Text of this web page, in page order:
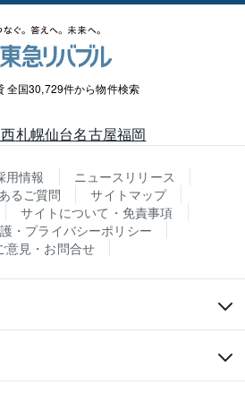
全国30,729件から物件検索
札幌仙台名古屋福岡
用情報
ニュースリリース
るご質問
サイトマップ
サイトについて・免責事項
・プライバシーポリシー
意見・お問合せ